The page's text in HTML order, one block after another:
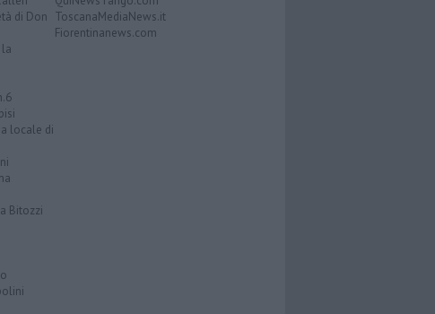
di Don
locale di
Bitozzi
ToscanaMediaNews.it
Fiorentinanews.com